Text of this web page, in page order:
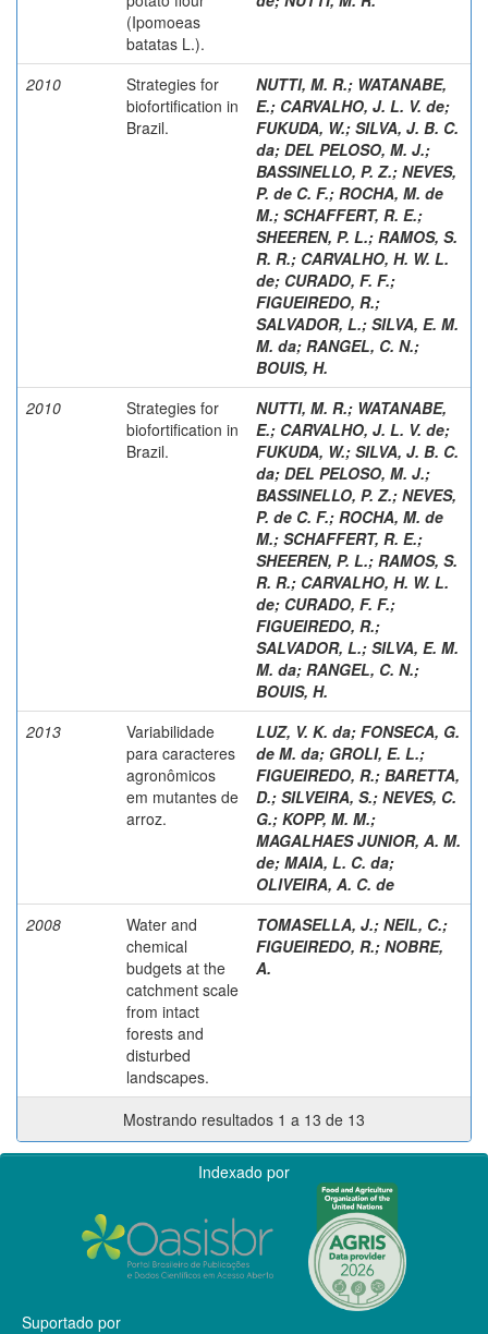
(Ipomoeas
batatas L.).
2010
Strategies for
biofortification in
Brazil.
NUTTI, M. R.; WATANABE,
E.; CARVALHO, J. L. V. de;
FUKUDA, W.; SILVA, J. B. C.
da; DEL PELOSO, M. J.;
BASSINELLO, P. Z.; NEVES,
P. de C. F.; ROCHA, M. de
M.; SCHAFFERT, R. E.;
SHEEREN, P. L.; RAMOS, S.
R. R.; CARVALHO, H. W. L.
de; CURADO, F. F.;
FIGUEIREDO, R.;
SALVADOR, L.; SILVA, E. M.
M. da; RANGEL, C. N.;
BOUIS, H.
2010
Strategies for
biofortification in
Brazil.
NUTTI, M. R.; WATANABE,
E.; CARVALHO, J. L. V. de;
FUKUDA, W.; SILVA, J. B. C.
da; DEL PELOSO, M. J.;
BASSINELLO, P. Z.; NEVES,
P. de C. F.; ROCHA, M. de
M.; SCHAFFERT, R. E.;
SHEEREN, P. L.; RAMOS, S.
R. R.; CARVALHO, H. W. L.
de; CURADO, F. F.;
FIGUEIREDO, R.;
SALVADOR, L.; SILVA, E. M.
M. da; RANGEL, C. N.;
BOUIS, H.
2013
Variabilidade
para caracteres
agronômicos
em mutantes de
arroz.
LUZ, V. K. da; FONSECA, G.
de M. da; GROLI, E. L.;
FIGUEIREDO, R.; BARETTA,
D.; SILVEIRA, S.; NEVES, C.
G.; KOPP, M. M.;
MAGALHAES JUNIOR, A. M.
de; MAIA, L. C. da;
OLIVEIRA, A. C. de
2008
Water and
chemical
budgets at the
catchment scale
from intact
forests and
disturbed
landscapes.
TOMASELLA, J.; NEIL, C.;
FIGUEIREDO, R.; NOBRE,
A.
Mostrando resultados 1 a 13 de 13
Indexado por
Suportado por